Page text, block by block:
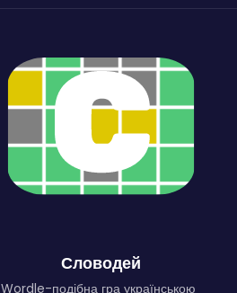
Словодей
Wordle-подібна гра українською